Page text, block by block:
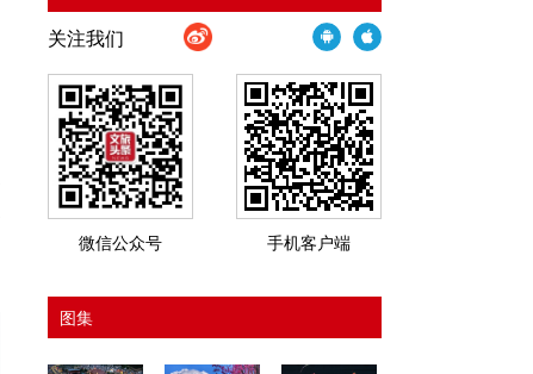
关注我们
微信公众号 手机客户端
图集